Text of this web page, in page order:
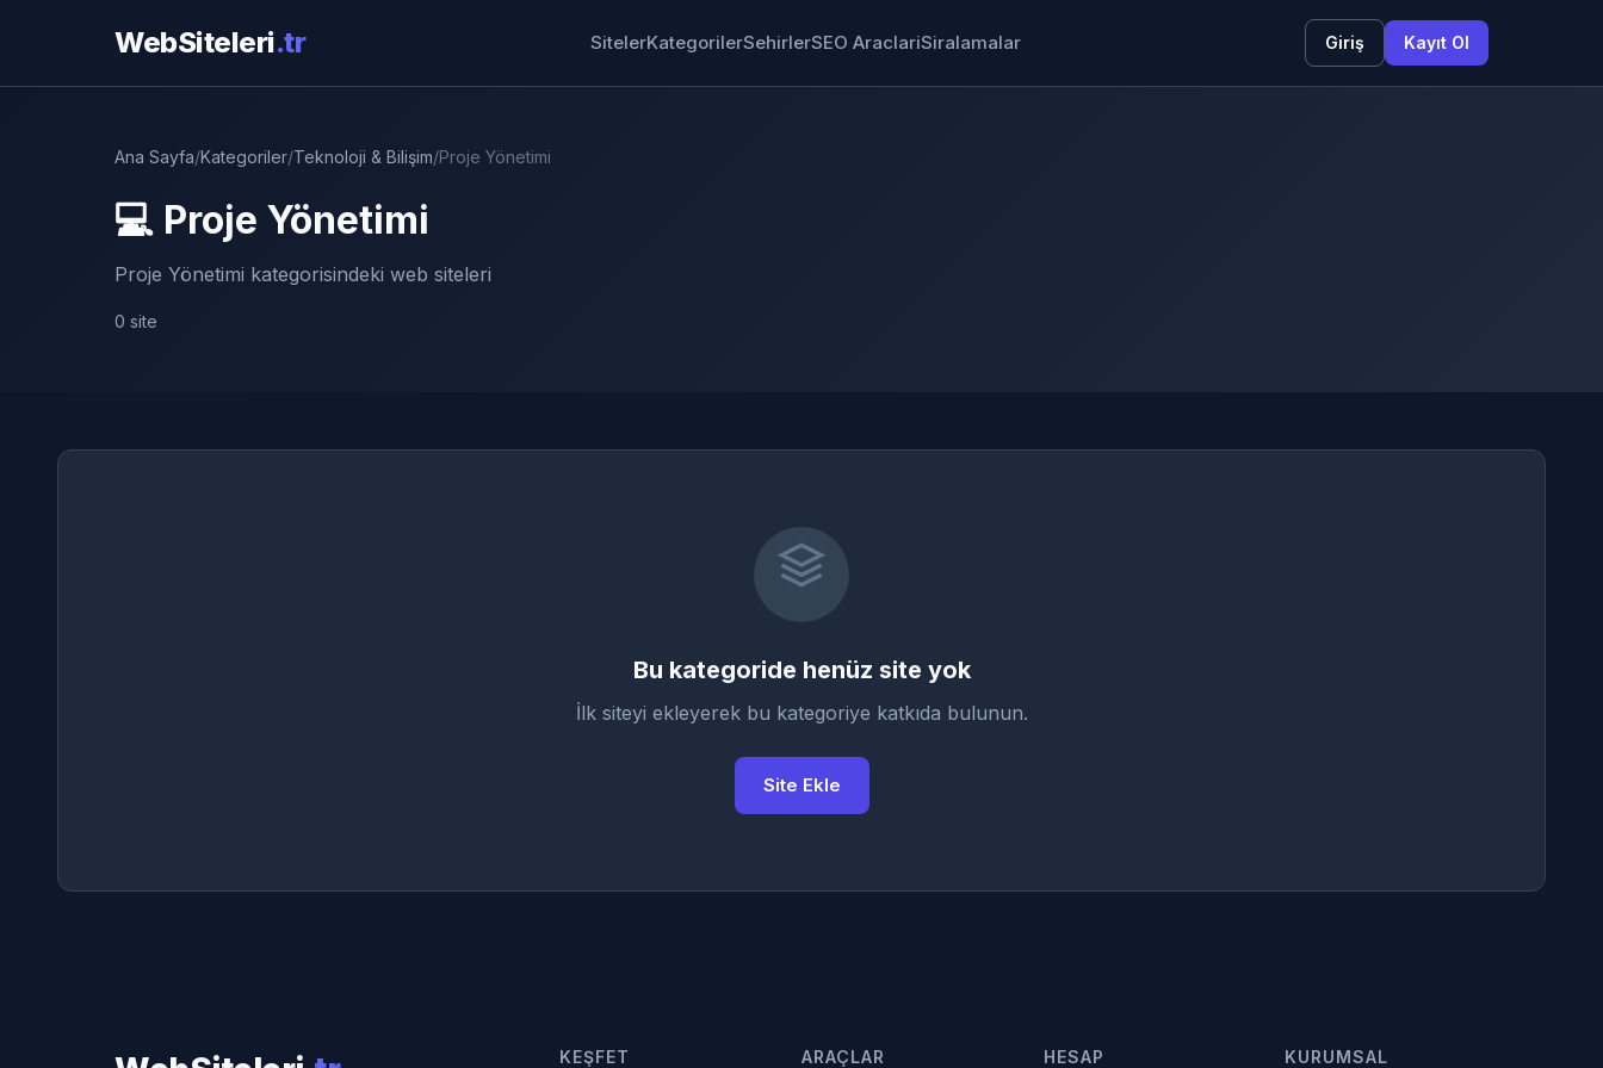
WebSiteleri.tr SitelerKategorilerSehirlerSEO AraclariSiralamalar Giriş Kayıt Ol
Ana Sayfa/Kategoriler/Teknoloji & Bilişim/Proje Yönetimi
💻 Proje Yönetimi
Proje Yönetimi kategorisindeki web siteleri
0 site
Bu kategoride henüz site yok
İlk siteyi ekleyerek bu kategoriye katkıda bulunun.
Site Ekle
KEŞFET ARAÇLAR HESAP KURUMSAL